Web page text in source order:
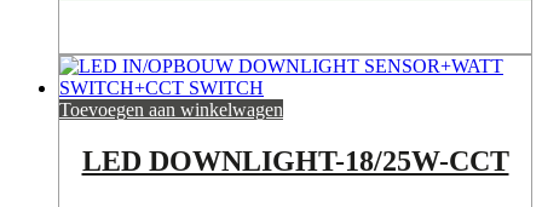
Toevoegen aan winkelwagen
LED DOWNLIGHT-18/25W-CCT